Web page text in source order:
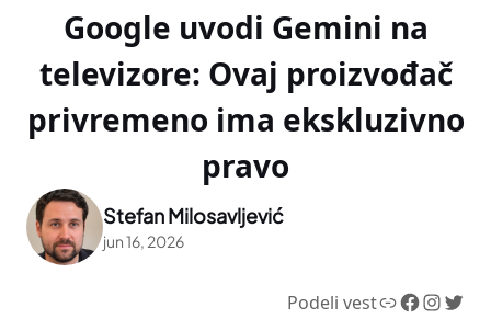
Google uvodi Gemini na
televizore: Ovaj proizvođač
privremeno ima ekskluzivno
pravo
Stefan Milosavljević
jun 16, 2026
Podeli vestLink Facebook InstagramTwitter